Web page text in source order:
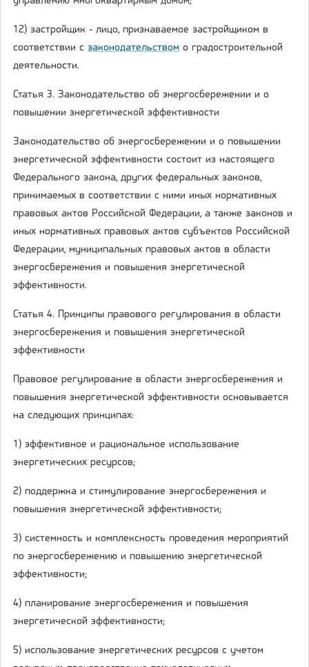
12) застройщик - лицо, признаваемое застройщиком в
соответствии с законодательством о градостроительной
деятельности.
Статья 3. Законодательство об энергосбережении и о
повышении энергетической эффективности
Законодательство об энергосбережении и о повышении
энергетической эффективности состоит из настоящего
Федерального закона, других федеральных законов,
принимаемых в соответствии с ними иных нормативных
правовых актов Российской Федерации, а также законов и
иных нормативных правовых актов субъектов Российской
Федерации, муниципальных правовых актов в области
энергосбережения и повышения энергетической
эффективности.
Статья 4. Принципы правового регулирования в области
энергосбережения и повышения энергетической
эффективности
Правовое регулирование в области энергосбережения и
повышения энергетической эффективности основывается
на следующих принципах:
1) эффективное и рациональное использование
энергетических ресурсов;
2) поддержка и стимулирование энергосбережения и
повышения энергетической эффективности;
3) системность и комплексность проведения мероприятий
по энергосбережению и повышению энергетической
эффективности;
4) планирование энергосбережения и повышения
энергетической эффективности;
5) использование энергетических ресурсов с учетом